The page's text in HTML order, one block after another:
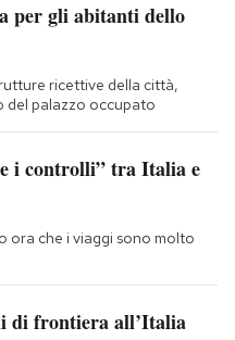
per gli abitanti dello
ricettive della città,
del palazzo occupato
i controlli” tra Italia e
ora che i viaggi sono molto
di frontiera all’Italia